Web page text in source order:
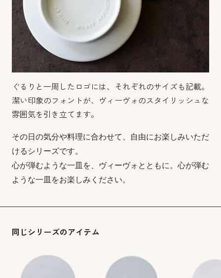
ぐるりと一周したロゴには、それぞれのサイズも記載。
潔い印象のフォントが、ヴィーヴォのスタイリッシュな
雰囲気を引き立てます。
その日の気分や料理に合わせて、自由にお楽しみいただ
けるシリーズです。
心が弾むような一皿を、ヴィーヴォとともに。心が弾む
ような一皿をお楽しみください。
同じシリーズのアイテム